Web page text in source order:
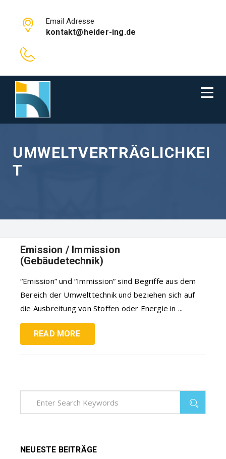
Email Adresse
kontakt@heider-ing.de
UMWELTVERTRÄGLICHKEI
T
Emission / Immission
(Gebäudetechnik)
“Emission” und “Immission” sind Begriffe aus dem
Bereich der Umwelttechnik und beziehen sich auf
die Ausbreitung von Stoffen oder Energie in ...
READ MORE
NEUESTE BEITRÄGE